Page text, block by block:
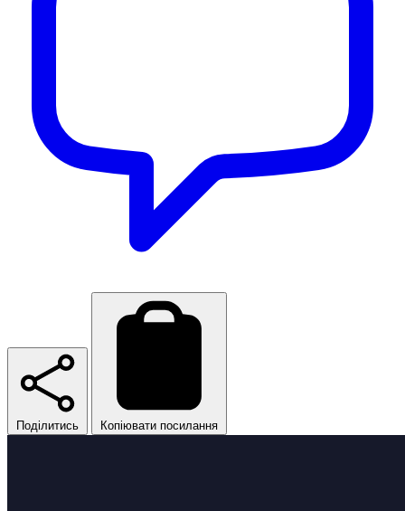
Поділитись Копіювати посилання